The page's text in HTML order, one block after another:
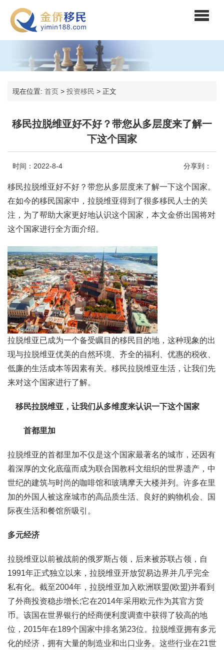
现在位置: 首页 > 投资移民 > 正文
移民拉脱维亚好不好？带您从多层度来了解一
下这个国家
时间：2022-8-4 分享到：
移民拉脱维亚好不好？带您从多层度来了解一下这个国家。
在如今的移民国家中，拉脱维亚得到了很多移民人士的关
注，为了帮助大家更好地认识这个国家，本文金侨出国将对
这个国家进行全方面介绍。
拉脱维亚已成为一个备受瞩目的移民目的地，这种现象的出
现与拉脱维亚优美的自然环境、齐全的福利、优惠的税收、
低廉的生活成本等因素有关。移民拉脱维亚生活，让我们先
来对这个国家进行了解。
移民拉脱维亚，让我们从多维度来认识一下这个国家
首都里加
拉脱维亚的首都里加不仅是这个国家最著名的城市，还因有
着深厚的文化底蕴而成为联合国教科文组织的世界遗产，中
世纪的建筑与时尚的咖啡馆和玻璃摩天大楼并列。许多在里
加的外国人被这座城市的高品质生活、良好的购物机会、国
际夜生活和餐馆所吸引。
多元经济
拉脱维亚以前被战前的俄罗斯占领，后来被苏联占领，自
1991年正式独立以来，拉脱维亚开放贸易边界并几乎完全
私有化。截至2004年，拉脱维亚加入欧洲联盟(欧盟)并看到
了外商投资稳步增长;它在2014年采用欧元作为其官方货
币。该国在世界银行的经商便利度调查中获得了较高的地
位，2015年在189个国家中排名第23位。拉脱维亚拥有多元
化的经济，拥有大量的制造业和出口业务。这些行业在21世